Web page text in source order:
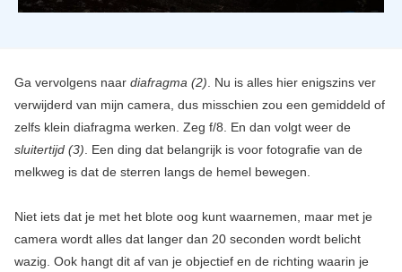
Ga vervolgens naar diafragma (2) . Nu is alles hier enigszins ver
verwijderd van mijn camera, dus misschien zou een gemiddeld of
zelfs klein diafragma werken. Zeg f/8. En dan volgt weer de
sluitertijd (3) . Een ding dat belangrijk is voor fotografie van de
melkweg is dat de sterren langs de hemel bewegen.
Niet iets dat je met het blote oog kunt waarnemen, maar met je
camera wordt alles dat langer dan 20 seconden wordt belicht
wazig. Ook hangt dit af van je objectief en de richting waarin je